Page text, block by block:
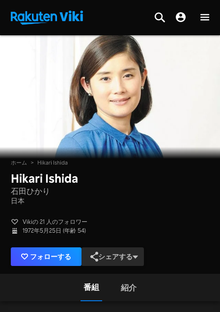
ホーム > Hikari Ishida
Hikari Ishida
石田ひかり
日本
Vikiの 21 人のフォロワー
1972年5月25日 (年齢 54)
フォローする シェアする
番組 紹介